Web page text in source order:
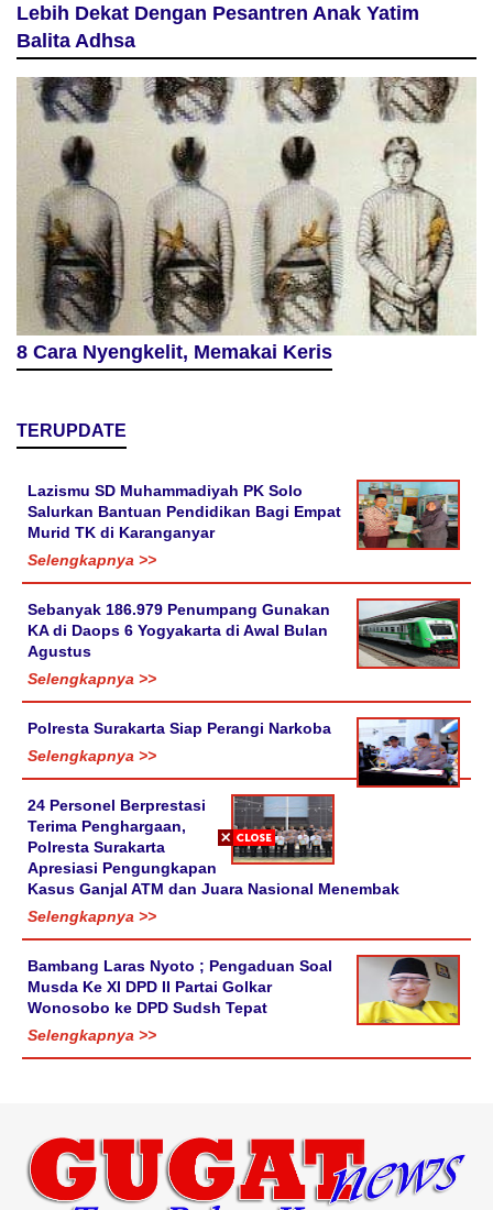
Lebih Dekat Dengan Pesantren Anak Yatim
Balita Adhsa
8 Cara Nyengkelit, Memakai Keris
TERUPDATE
Lazismu SD Muhammadiyah PK Solo
Salurkan Bantuan Pendidikan Bagi Empat
Murid TK di Karanganyar
Selengkapnya >>
Sebanyak 186.979 Penumpang Gunakan
KA di Daops 6 Yogyakarta di Awal Bulan
Agustus
Selengkapnya >>
Polresta Surakarta Siap Perangi Narkoba
Selengkapnya >>
24 Personel Berprestasi
Terima Penghargaan,
Polresta Surakarta
Apresiasi Pengungkapan
Kasus Ganjal ATM dan Juara Nasional Menembak
Selengkapnya >>
Bambang Laras Nyoto ; Pengaduan Soal
Musda Ke XI DPD II Partai Golkar
Wonosobo ke DPD Sudsh Tepat
Selengkapnya >>